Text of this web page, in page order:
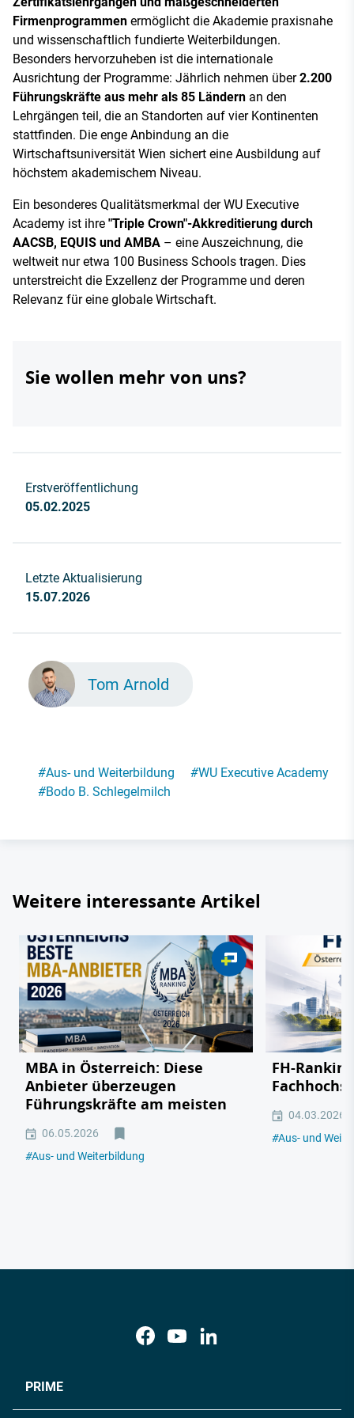
Firmenprogrammen ermöglicht die Akademie praxisnahe
und wissenschaftlich fundierte Weiterbildungen.
Besonders hervorzuheben ist die internationale
Ausrichtung der Programme: Jährlich nehmen über2.200
Führungskräfte aus mehr als 85 Ländern an den
Lehrgängen teil, die an Standorten auf vier Kontinenten
stattfinden. Die enge Anbindung an die
Wirtschaftsuniversität Wien sichert eine Ausbildung auf
höchstem akademischem Niveau.
Ein besonderes Qualitätsmerkmal der WU Executive
Academy ist ihre "Triple Crown"-Akkreditierung durch
AACSB, EQUIS und AMBA – eine Auszeichnung, die
weltweit nur etwa 100 Business Schools tragen. Dies
unterstreicht die Exzellenz der Programme und deren
Relevanz für eine globale Wirtschaft.
Sie wollen mehr von uns?
Erstveröffentlichung
05.02.2025
Letzte Aktualisierung
15.07.2026
Tom Arnold
#Aus- und Weiterbildung #WU Executive Academy
#Bodo B. Schlegelmilch
Weitere interessante Artikel
MBA in Österreich: Diese
Anbieter überzeugen
Führungskräfte am meisten
06.05.2026
#Aus- und Weiterbildung
FH-
04.03.2026
#Aus- und
PRIME